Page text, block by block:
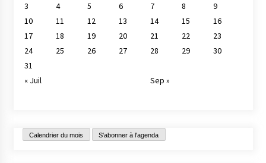
3
4 5 6 7 8
9
10
11 12 13 14 15
16
17
18 19 20 21 22
23
24
25 26 27 28 29
30
31
« Juil
Sep »
Calendrier du mois S'abonner à l'agenda